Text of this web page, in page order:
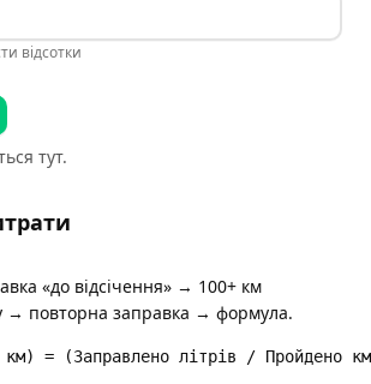
відсотки
тут.
«до відсічення» → 100+ км
→ повторна заправка → формула.
км) = (Заправлено літрів / Пройдено